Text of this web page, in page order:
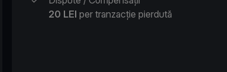
20 LEI per tranzacție pierdută